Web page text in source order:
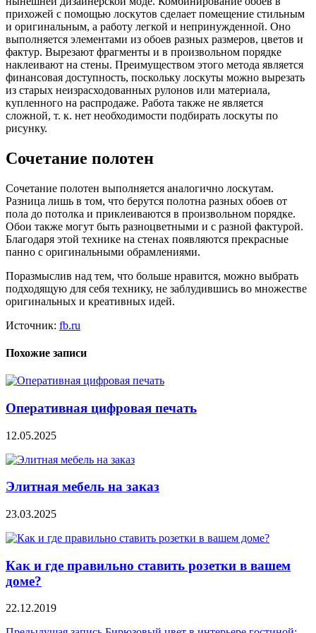
прихожей с помощью лоскутов сделает помещение стильным
и оригинальным, а работу легкой и непринужденной. Оно
выполняется элементами из обоев разных размеров, цветов и
фактур. Вырезают фрагменты и в произвольном порядке
наклеивают на стены. Преимуществом этого метода является
финансовая доступность, поскольку лоскуты можно вырезать
из старых неизрасходованных рулонов или материала,
купленного на распродаже. Работа также не является
сложной, т. к. нет необходимости подбирать лоскуты по
рисунку.
Сочетание полотен
Сочетание полотен выполняется аналогично лоскутам.
Разница лишь в том, что берутся полотна разных обоев от
пола до потолка и приклеиваются в произвольном порядке.
Обои также могут быть разноцветными и с разной фактурой.
Благодаря этой технике на стенах появляются прекрасные
панно с оригинальными обрамлениями.
Поразмыслив над тем, что больше нравится, можно выбрать
подходящую для себя технику, не заблудившись во множестве
оригинальных и креативных идей.
Источник: fb.ru
Похожие записи
Оперативная цифровая печать
12.05.2025
Элитная мебель на заказ
23.03.2025
Как и где правильно ставить розетки в вашем
доме?
22.12.2019